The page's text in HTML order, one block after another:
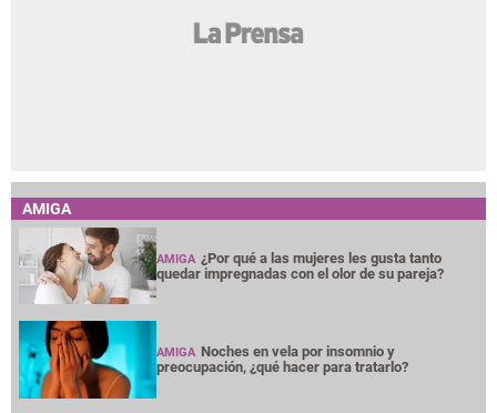
AMIGA
AMIGA ¿Por qué a las mujeres les gusta tanto
quedar impregnadas con el olor de su pareja?
AMIGA Noches en vela por insomnio y
preocupación, ¿qué hacer para tratarlo?